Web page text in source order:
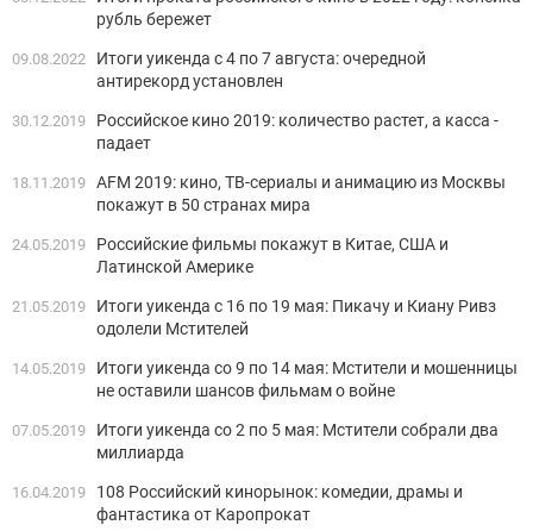
рубль бережет
09.08.2022
Итоги уикенда с 4 по 7 августа: очередной
антирекорд установлен
30.12.2019
Российское кино 2019: количество растет, а касса -
падает
18.11.2019 AFM 2019: кино, ТВ-сериалы и анимацию из Москвы
покажут в 50 странах мира
24.05.2019
Российские фильмы покажут в Китае, США и
Латинской Америке
21.05.2019
Итоги уикенда с 16 по 19 мая: Пикачу и Киану Ривз
одолели Мстителей
14.05.2019
Итоги уикенда со 9 по 14 мая: Мстители и мошенницы
не оставили шансов фильмам о войне
07.05.2019
Итоги уикенда со 2 по 5 мая: Мстители собрали два
миллиарда
16.04.2019
108 Российский кинорынок: комедии, драмы и
фантастика от Каропрокат